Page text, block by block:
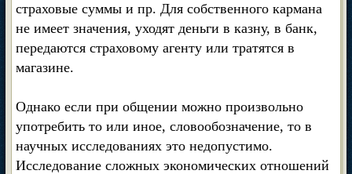
страховые суммы и пр. Для собственного кармана
не имеет значения, уходят деньги в казну, в банк,
передаются страховому агенту или тратятся в
магазине.
Однако если при общении можно произвольно
употребить то или иное, словообозначение, то в
научных исследованиях это недопустимо.
Исследование сложных экономических отношений